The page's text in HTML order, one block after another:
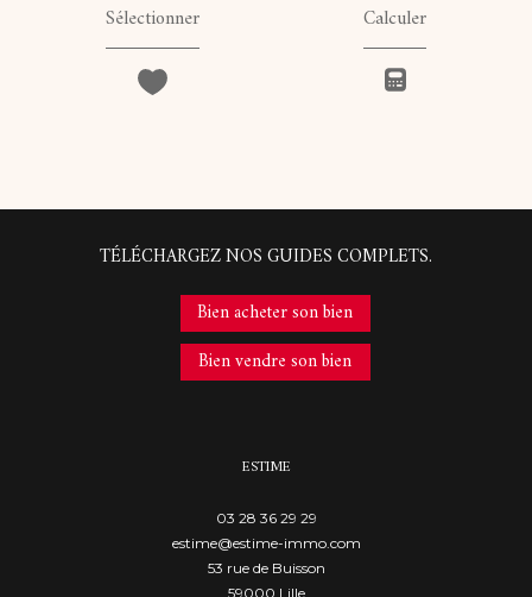
Sélectionner Calculer
TÉLÉCHARGEZ NOS GUIDES COMPLETS.
Bien acheter son bien
Bien vendre son bien
ESTIME
03 28 36 29 29
estime@estime-immo.com
53 rue de Buisson
59000
lille